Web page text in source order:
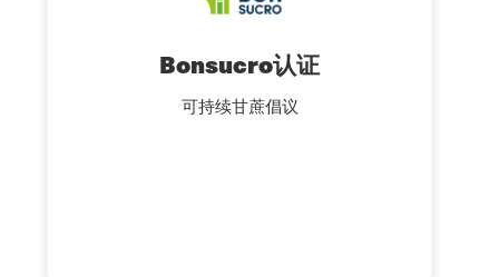
Bonsucro认证
可持续甘蔗倡议